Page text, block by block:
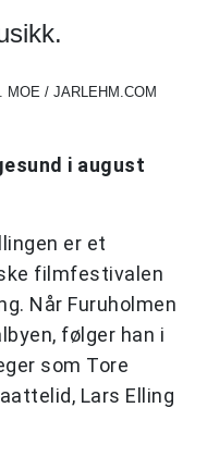
MOE / JARLEHM.COM
i august
er et
filmfestivalen
Når Furuholmen
følger han i
som Tore
Lars Elling